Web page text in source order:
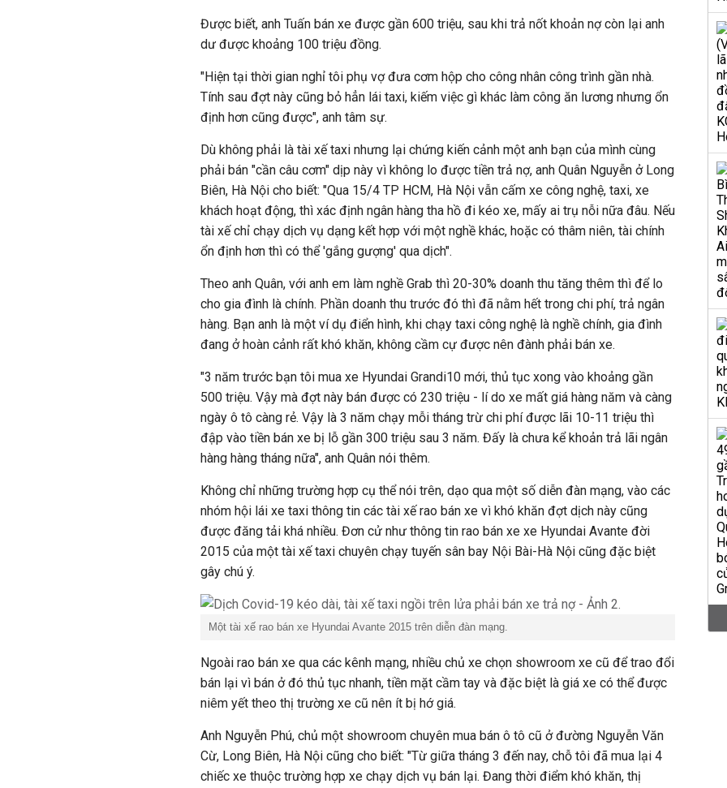
Được biết, anh Tuấn bán xe được gần 600 triệu, sau khi trả nốt khoản nợ còn lại anh
dư được khoảng 100 triệu đồng.
"Hiện tại thời gian nghỉ tôi phụ vợ đưa cơm hộp cho công nhân công trình gần nhà.
Tính sau đợt này cũng bỏ hẳn lái taxi, kiếm việc gì khác làm công ăn lương nhưng ổn
định hơn cũng được", anh tâm sự.
Dù không phải là tài xế taxi nhưng lại chứng kiến cảnh một anh bạn của mình cùng
phải bán "cần câu cơm" dịp này vì không lo được tiền trả nợ, anh Quân Nguyễn ở Long
Biên, Hà Nội cho biết: "Qua 15/4 TP HCM, Hà Nội vẫn cấm xe công nghệ, taxi, xe
khách hoạt động, thì xác định ngân hàng tha hồ đi kéo xe, mấy ai trụ nỗi nữa đâu. Nếu
tài xế chỉ chạy dịch vụ dạng kết hợp với một nghề khác, hoặc có thâm niên, tài chính
ổn định hơn thì có thể 'gắng gượng' qua dịch".
Theo anh Quân, với anh em làm nghề Grab thì 20-30% doanh thu tăng thêm thì để lo
cho gia đình là chính. Phần doanh thu trước đó thì đã nằm hết trong chi phí, trả ngân
hàng. Bạn anh là một ví dụ điển hình, khi chạy taxi công nghệ là nghề chính, gia đình
đang ở hoàn cảnh rất khó khăn, không cầm cự được nên đành phải bán xe.
"3 năm trước bạn tôi mua xe Hyundai Grandi10 mới, thủ tục xong vào khoảng gần
500 triệu. Vậy mà đợt này bán được có 230 triệu - lí do xe mất giá hàng năm và càng
ngày ô tô càng rẻ. Vậy là 3 năm chạy mỗi tháng trừ chi phí được lãi 10-11 triệu thì
đập vào tiền bán xe bị lỗ gần 300 triệu sau 3 năm. Đấy là chưa kể khoản trả lãi ngân
hàng hàng tháng nữa", anh Quân nói thêm.
Không chỉ những trường hợp cụ thể nói trên, dạo qua một số diễn đàn mạng, vào các
nhóm hội lái xe taxi thông tin các tài xế rao bán xe vì khó khăn đợt dịch này cũng
được đăng tải khá nhiều. Đơn cử như thông tin rao bán xe xe Hyundai Avante đời
2015 của một tài xế taxi chuyên chạy tuyến sân bay Nội Bài-Hà Nội cũng đặc biệt
gây chú ý.
Một tài xế rao bán xe Hyundai Avante 2015 trên diễn đàn mạng.
Ngoài rao bán xe qua các kênh mạng, nhiều chủ xe chọn showroom xe cũ để trao đổi
bán lại vì bán ở đó thủ tục nhanh, tiền mặt cầm tay và đặc biệt là giá xe có thể được
niêm yết theo thị trường xe cũ nên ít bị hớ giá.
Anh Nguyễn Phú, chủ một showroom chuyên mua bán ô tô cũ ở đường Nguyễn Văn
Cừ, Long Biên, Hà Nội cũng cho biết: "Từ giữa tháng 3 đến nay, chỗ tôi đã mua lại 4
chiếc xe thuộc trường hợp xe chạy dịch vụ bán lại. Đang thời điểm khó khăn, thị